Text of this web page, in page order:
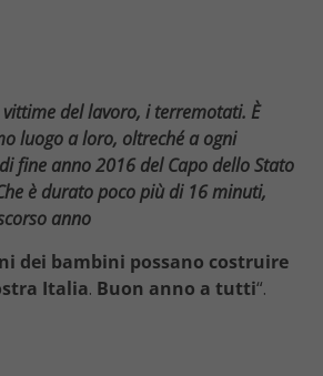
del lavoro, i terremotati. È
luogo a loro, oltreché a ogni
fine anno 2016 del Capo dello Stato
è durato poco più di 16 minuti,
anno
dei bambini possano costruire
Italia. Buon anno a tutti“.